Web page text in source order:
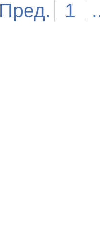
Пред. 1